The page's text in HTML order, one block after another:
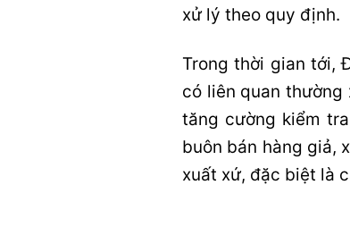
xử lý theo quy định.
Trong thời gian tới,
có liên quan
tăng cường kiểm
buôn bán hàng giả,
xuất xứ, đặc biệt là